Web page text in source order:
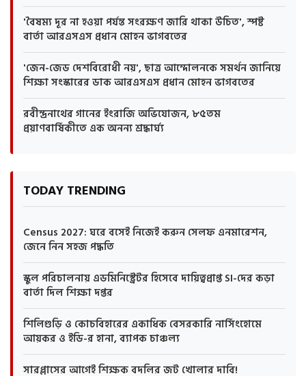
'বৈষম্য দূর না হওয়া পর্যন্ত সংরক্ষণ জারি থাকা উচিত', স্পষ্ট
বার্তা আরএসএস প্রধান মোহন ভাগবতের
'জেন-জেড দেশবিরোধী নয়', ছাত্র আন্দোলনকে সমর্থন জানিয়ে
শিক্ষা সংস্কারের ডাক আরএসএস প্রধান মোহন ভাগবতের
রবীন্দ্রনাথের গানের ইংরাজি অভিযোজন, ৮৫তম
প্রয়াণবার্ষিকীতে এক অনন্য শ্রদ্ধার্ঘ্য
TODAY TRENDING
Census 2027: ঘরে বসেই নিজেই করুন সেলফ এনমারেশন,
জেনে নিন সহজ পদ্ধতি
স্কুল পরিচালনায় এডমিনিস্ট্রেটর হিসেবে দায়িত্বপ্রাপ্ত SI-দের কড়া
বার্তা দিল শিক্ষা দপ্তর
শিলিগুড়ি ও কোচবিহারের একাধিক বেসরকারি নার্সিংহোমে
আয়কর ও ইডি-র হানা, ব্যাপক চাঞ্চল্য
সারপ্লাসের আগেই শিক্ষক বদলির জট খোলার দাবি!